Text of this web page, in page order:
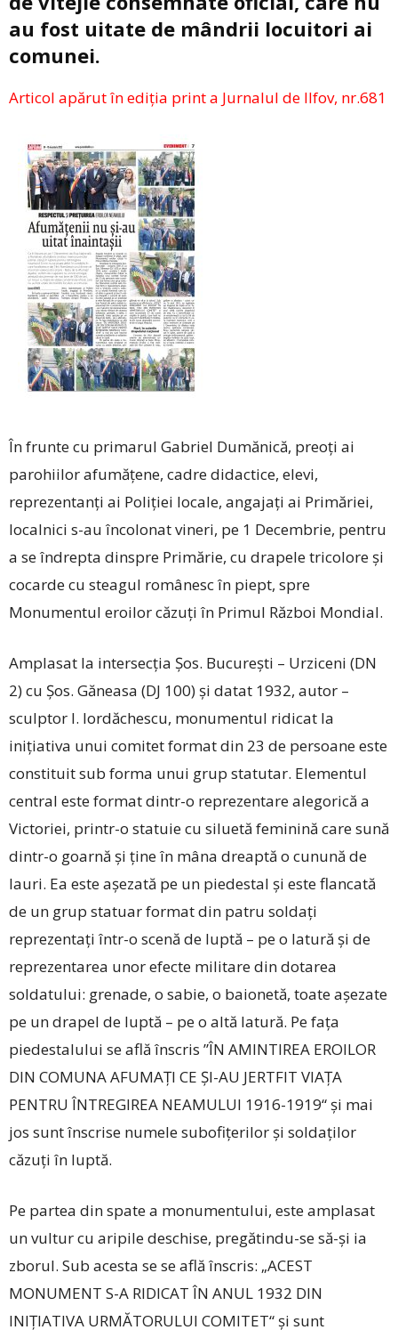
au fost uitate de mândrii locuitori ai
comunei.
Articol apărut în ediția print a Jurnalul de Ilfov, nr.681
În frunte cu primarul Gabriel Dumănică, preoți ai
parohiilor afumățene, cadre didactice, elevi,
reprezentanți ai Poliției locale, angajați ai Primăriei,
localnici s-au încolonat vineri, pe 1 Decembrie, pentru
a se îndrepta dinspre Primărie, cu drapele tricolore și
cocarde cu steagul românesc în piept, spre
Monumentul eroilor căzuți în Primul Război Mondial.
Amplasat la intersecția Șos. București – Urziceni (DN
2) cu Șos. Găneasa (DJ 100) și datat 1932, autor –
sculptor I. Iordăchescu, monumentul ridicat la
inițiativa unui comitet format din 23 de persoane este
constituit sub forma unui grup statutar. Elementul
central este format dintr-o reprezentare alegorică a
Victoriei, printr-o statuie cu siluetă feminină care sună
dintr-o goarnă și ține în mâna dreaptă o cunună de
lauri. Ea este așezată pe un piedestal și este flancată
de un grup statuar format din patru soldaţi
reprezentaţi într-o scenă de luptă – pe o latură și de
reprezentarea unor efecte militare din dotarea
soldatului: grenade, o sabie, o baionetă, toate aşezate
pe un drapel de luptă – pe o altă latură. Pe fața
piedestalului se află înscris ”ÎN AMINTIREA EROILOR
DIN COMUNA AFUMAȚI CE ȘI-AU JERTFIT VIAŢA
PENTRU ÎNTREGIREA NEAMULUI 1916-1919“ și mai
jos sunt înscrise numele subofițerilor și soldaților
căzuți în luptă.
Pe partea din spate a monumentului, este amplasat
un vultur cu aripile deschise, pregătindu-se să-şi ia
zborul. Sub acesta se se află înscris: „ACEST
MONUMENT S-A RIDICAT ÎN ANUL 1932 DIN
INIȚIATIVA URMĂTORULUI COMITET“ și sunt